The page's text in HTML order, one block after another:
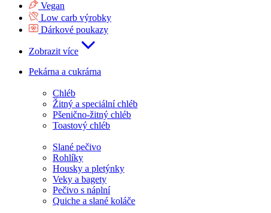
Vegan
Low carb výrobky
Dárkové poukazy
Zobrazit více
Pekárna a cukrárna
Chléb
Žitný a speciální chléb
Pšenično-žitný chléb
Toastový chléb
Slané pečivo
Rohlíky
Housky a pletýnky
Veky a bagety
Pečivo s náplní
Quiche a slané koláče